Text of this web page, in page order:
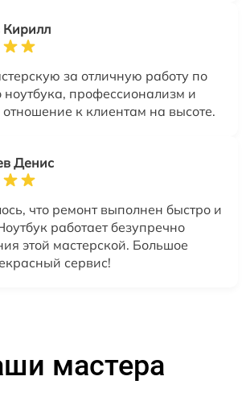
за отличную работу по
ноутбука, профессионализм и
к клиентам на высоте.
Денис
что ремонт выполнен быстро и
работает безупречно
этой мастерской. Большое
сервис!
мастера